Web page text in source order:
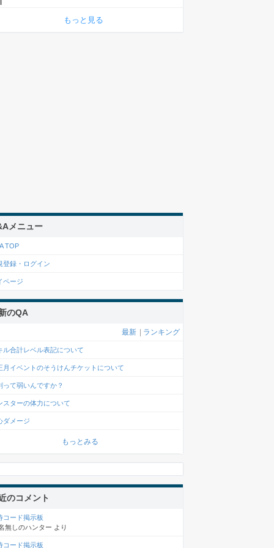
もっと見る
メニュー
TOP
登録・ログイン
ページ
のQA
最新 ランキング
ル合計レベル表記について
月イベントのそうけんチケットについて
って弱いんですか？
スターの体力について
ダメージ
もっとみる
のコメント
コード掲示板
無しのハンター より
コード掲示板